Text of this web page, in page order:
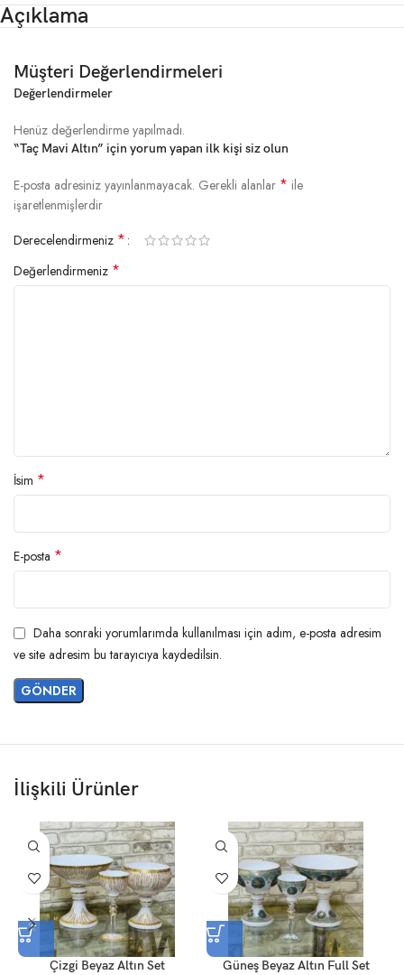
Açıklama
Müşteri Değerlendirmeleri
Değerlendirmeler
Henüz değerlendirme yapılmadı.
“Taç Mavi Altın” için yorum yapan ilk kişi siz olun
E-posta adresiniz yayınlanmayacak. Gerekli alanlar * ile
işaretlenmişlerdir
Derecelendirmeniz *
Değerlendirmeniz *
İsim *
E-posta *
Daha sonraki yorumlarımda kullanılması için adım, e-posta adresim
ve site adresim bu tarayıcıya kaydedilsin.
İlişkili Ürünler
Çizgi Beyaz Altın Set Güneş Beyaz Altın Full Set